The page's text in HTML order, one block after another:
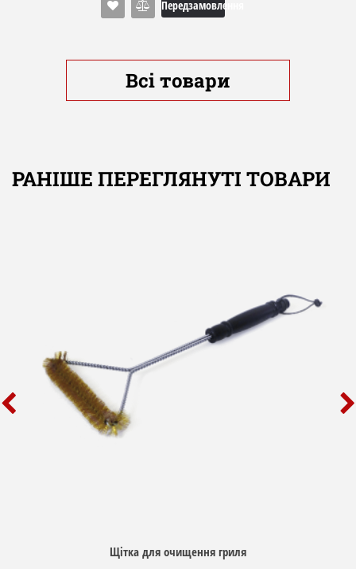
Випробуваний і сертифікований TÜV / GS
Передзамовлення
Всі товари
РАНІШЕ ПЕРЕГЛЯНУТІ ТОВАРИ
Щітка для очищення гриля